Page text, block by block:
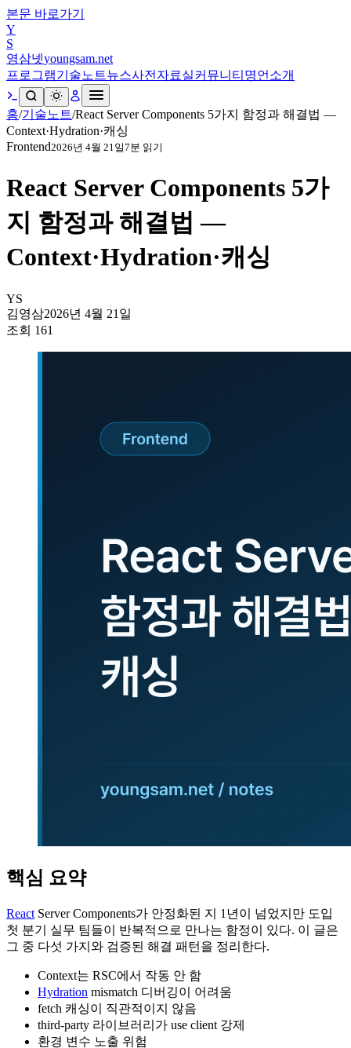
본문 바로가기
Y
S
영삼넷youngsam.net
프로그램기술노트뉴스사전 자료실커뮤니티 명언 소개
홈/기술노트/React Server Components 5가지 함정과 해결법 —
Context·Hydration·캐싱
Frontend2026년 4월 21일7분 읽기
React Server Components 5가
지 함정과 해결법 —
Context·Hydration·캐싱
YS
김영삼2026년 4월 21일
조회 161
핵심 요약
React Server Components가 안정화된 지 1년이 넘었지만 도입
첫 분기 실무 팀들이 반복적으로 만나는 함정이 있다. 이 글은
그 중 다섯 가지와 검증된 해결 패턴을 정리한다.
Context는 RSC에서 작동 안 함
Hydration mismatch 디버깅이 어려움
fetch 캐싱이 직관적이지 않음
third-party 라이브러리가 use client 강제
환경 변수 노출 위험